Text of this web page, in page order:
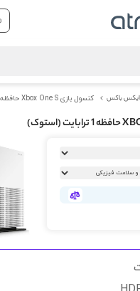
ایکس باکس کنسول بازی Xbox One S حافظه 1 ترابایت (استوک)
تصاویر